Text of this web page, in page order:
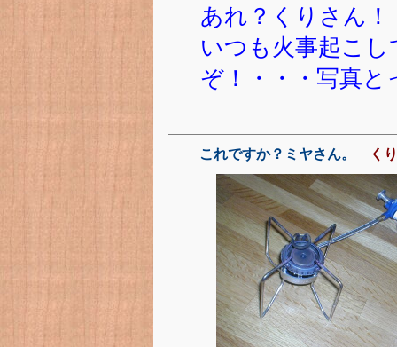
あれ？くりさん！
いつも火事起こ
ぞ！・・・写真
これですか？ミヤさん。 くり